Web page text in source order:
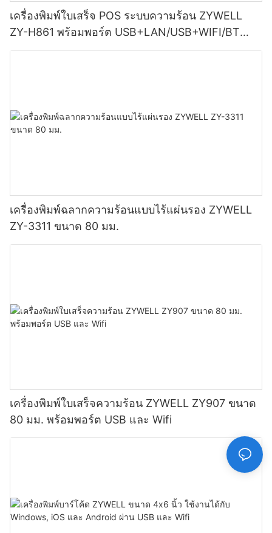
เครื่องพิมพ์ใบเสร็จ POS ระบบความร้อน ZYWELL
ZY-H861 พร้อมพอร์ต USB+LAN/USB+WIFI/BT
(เลือกได้) สีดำ
เครื่องพิมพ์ฉลากความร้อนแบบไร้แผ่นรอง ZYWELL
ZY-3311 ขนาด 80 มม.
เครื่องพิมพ์ใบเสร็จความร้อน ZYWELL ZY907 ขนาด
80 มม. พร้อมพอร์ต USB และ Wifi